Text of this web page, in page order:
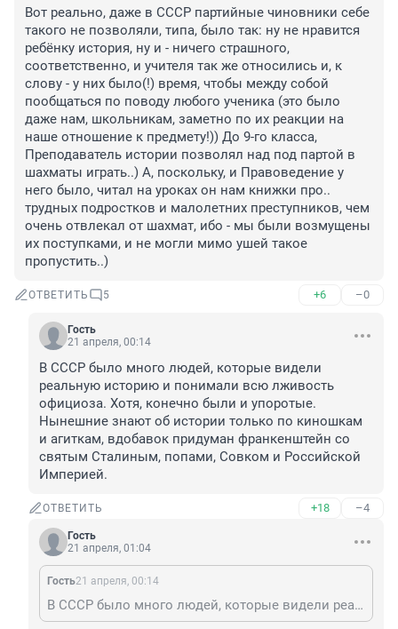
Вот реально, даже в СССР партийные чиновники себе
такого не позволяли, типа, было так: ну не нравится
ребёнку история, ну и - ничего страшного,
соответственно, и учителя так же относились и, к
слову - у них было(!) время, чтобы между собой
пообщаться по поводу любого ученика (это было
даже нам, школьникам, заметно по их реакции на
наше отношение к предмету!)) До 9-го класса,
Преподаватель истории позволял над под партой в
шахматы играть..) А, поскольку, и Правоведение у
него было, читал на уроках он нам книжки про..
трудных подростков и малолетних преступников, чем
очень отвлекал от шахмат, ибо - мы были возмущены
их поступками, и не могли мимо ушей такое
пропустить..)
ОТВЕТИТЬ 5 +6 –0
Гость
21 апреля, 00:14
В СССР было много людей, которые видели
реальную историю и понимали всю лживость
официоза. Хотя, конечно были и упоротые.
Нынешние знают об истории только по киношкам
и агиткам, вдобавок придуман франкенштейн со
святым Сталиным, попами, Совком и Российской
Империей.
ОТВЕТИТЬ +18 –4
Гость
21 апреля, 01:04
Гость21 апреля, 00:14
В СССР было много людей, которые видели реальную историю и понимали всю лживость официоза. Хотя, конечно были и упоротые. Нынешние знают об истории только по киношкам и агиткам, вдобавок придуман франкенштейн со святым Сталиным, попами, Совком и Российской Империей.